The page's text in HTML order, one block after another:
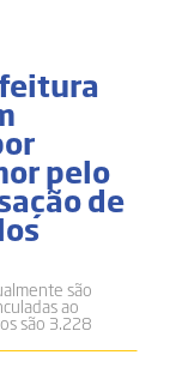
pelo
de
são
ao
são 3.228